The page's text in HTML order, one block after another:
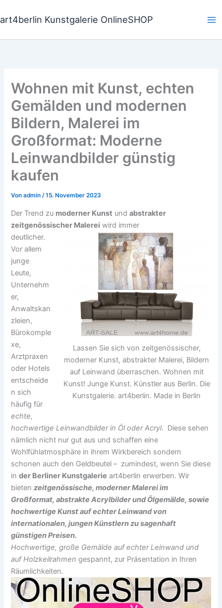
Inhalt
art4berlin Kunstgalerie OnlineSHOP
Wohnen mit Kunst, echten
Gemälden und modernen
Bildern, Malerei im
Großformat: Moderne
Leinwandbilder günstig
kaufen
Vonadmin/15. November 2023
Der Trend zu moderner Kunst undabstrakter
zeitgenössischer Malerei wird immer
Lassen Sie sich von zeitgenössischer,
moderner Kunst, abstrakter Malerei, Bildern
auf Leinwand überraschen. Wohnen mit
Kunst! Junge Kunst. Künstler aus Berlin. Die
Kunstgalerie. art4berlin. Made in Berlin
deutlicher.
Vor allem
junge
Leute,
Unternehm
er,
Anwaltskan
zleien,
Bürokomple
xe,
Arztpraxen
oder Hotels
entscheide
n sich
häufig für
echte,
hochwertige Leinwandbilder in Öl oder Acryl. Diese sehen
nämlich nicht nur gut aus und schaffen eine
Wohlfühlatmosphäre in ihrem Wirkbereich sondern
schonen auch den Geldbeutel – zumindest, wenn Sie diese
inder Berliner Kunstgalerie art4berlin erwerben. Wir
bietenzeitgenössische, moderner Malerei im
Großformat, abstrakte Acrylbilder und Ölgemälde, sowie
hochwertige Kunst auf echter Leinwand von
internationalen, jungen Künstlern zu sagenhaft
günstigen Preisen.
Hochwertige, große Gemälde auf echter Leinwand und
auf Holzkeilrahmen gespannt, zur Präsentation in Ihren
Räumlichkeiten.